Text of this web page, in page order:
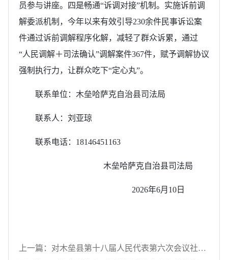
员参与讲座。四是畅通“诉调对接”机制。实施诉前调
解委派机制，今年以来有效引导230余件民事诉讼案
件通过诉前调解程序化解，减轻了群众诉累，通过
“人民调解＋司法确认”调解案件367件，赋予调解协议
强制执行力，让群众吃下“定心丸”。
联系单位：木垒哈萨克自治县司法局
联系人：刘亚琼
联系电话：18146451163
木垒哈萨克自治县司法局
2026年6月10日
上一篇：对木垒县第十八届人民代表第六次会议社会建设类建议（第46号）的答复